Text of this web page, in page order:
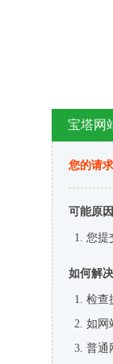
宝塔网
您的请
可能原
您提
如何解
检查
如网
普通